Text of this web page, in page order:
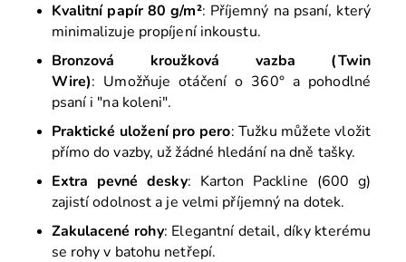
Kvalitní papír 80 g/m²: Příjemný na psaní, který
minimalizuje propíjení inkoustu.
Bronzová kroužková vazba (Twin
Wire): Umožňuje otáčení o 360° a pohodlné
psaní i "na koleni".
Praktické uložení pro pero: Tužku můžete vložit
přímo do vazby, už žádné hledání na dně tašky.
Extra pevné desky: Karton Packline (600 g)
zajistí odolnost a je velmi příjemný na dotek.
Zakulacené rohy: Elegantní detail, díky kterému
se rohy v batohu netřepí.